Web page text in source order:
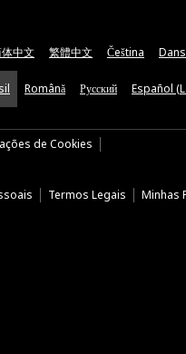
中文 繁體中文 Čeština
Română Русский Español
de Cookies
Termos Legais Minhas